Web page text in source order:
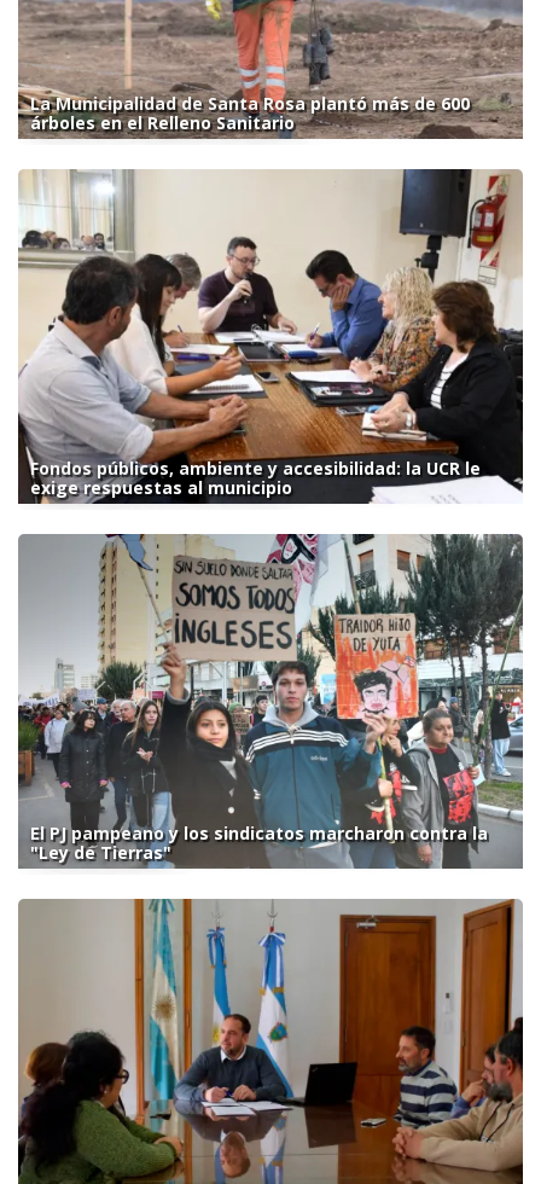
La Municipalidad de Santa Rosa plantó más de 600
árboles en el Relleno Sanitario
Fondos públicos, ambiente y accesibilidad: la UCR le
exige respuestas al municipio
El PJ pampeano y los sindicatos marcharon contra la
"Ley de Tierras"